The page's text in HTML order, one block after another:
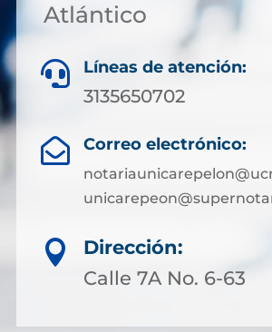
Atlántico
 Líneas de atención:
3135650702
 Correo electrónico:

Dirección:
Calle 7A No. 6-63